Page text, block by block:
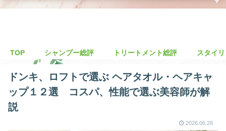
TOP シャンプー総評 トリートメント総評 スタイ
ドンキ、ロフトで選ぶ ヘアタオル・ヘアキャ
ップ１２選 コスパ、性能で選ぶ美容師が解
説
2026.06.28